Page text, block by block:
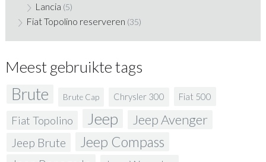
Lancia (5)
Fiat Topolino reserveren (35)
Meest gebruikte tags
Brute Brute Cap Chrysler 300 Fiat 500
Fiat Topolino Jeep Jeep Avenger
Jeep Brute Jeep Compass